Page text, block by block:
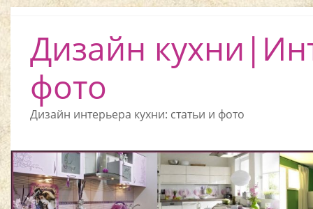
Дизайн
фото
Дизайн интерьера кухни: статьи и фото